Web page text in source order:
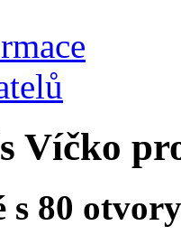
Víčko
s 80 otvory